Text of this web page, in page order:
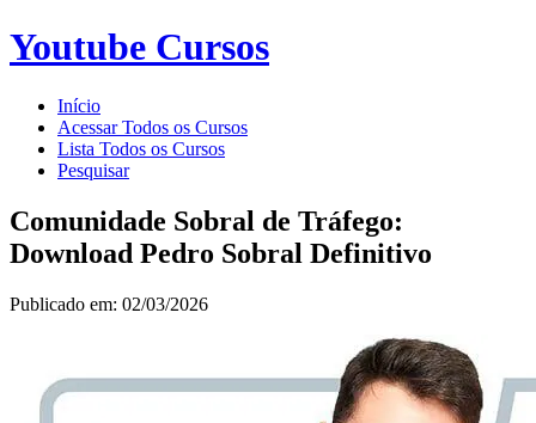
Youtube Cursos
Início
Acessar Todos os Cursos
Lista Todos os Cursos
Pesquisar
Comunidade Sobral de Tráfego:
Download Pedro Sobral Definitivo
Publicado em: 02/03/2026